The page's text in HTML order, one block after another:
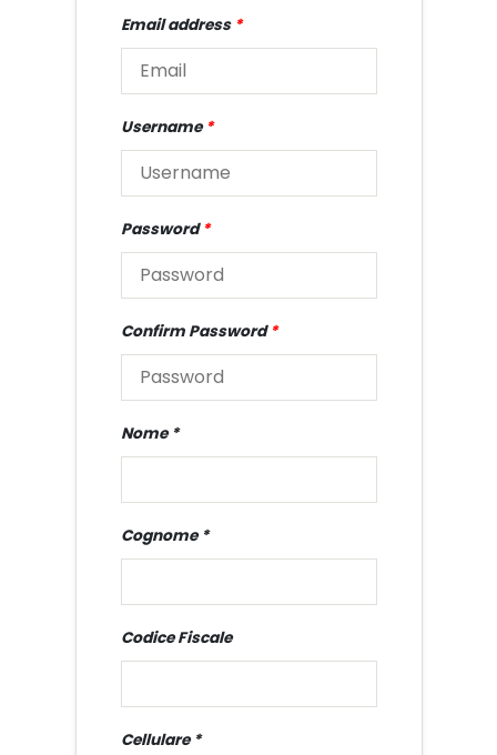
Email address *
Username *
Password *
Confirm Password *
Nome
Cognome
Codice Fiscale
Cellulare